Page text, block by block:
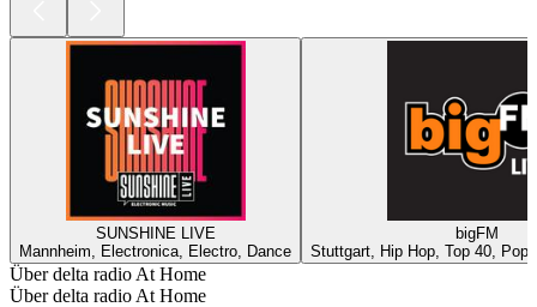
SUNSHINE LIVE
Mannheim, Electronica, Electro, Dance
bigFM
Stuttgart, Hip Hop, Top 40,
Über delta radio At Home
Über delta radio At Home